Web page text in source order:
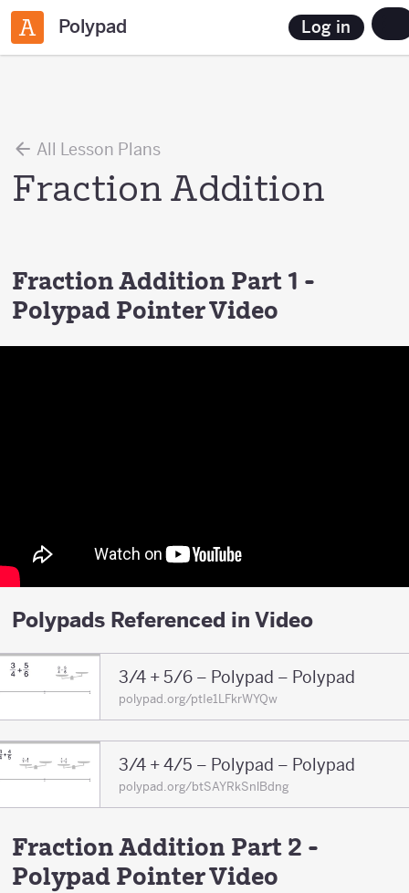
Polypad Log in
All Lesson Plans
Fraction Addition
Fraction Addition Part 1 -
Polypad Pointer Video
Polypads Referenced in Video
3/4 + 5/6 – Polypad – Polypad
polypad.org/ptIe1LFkrWYQw
3/4 + 4/5 – Polypad – Polypad
polypad.org/btSAYRkSnlBdng
Fraction Addition Part 2 -
Polypad Pointer Video